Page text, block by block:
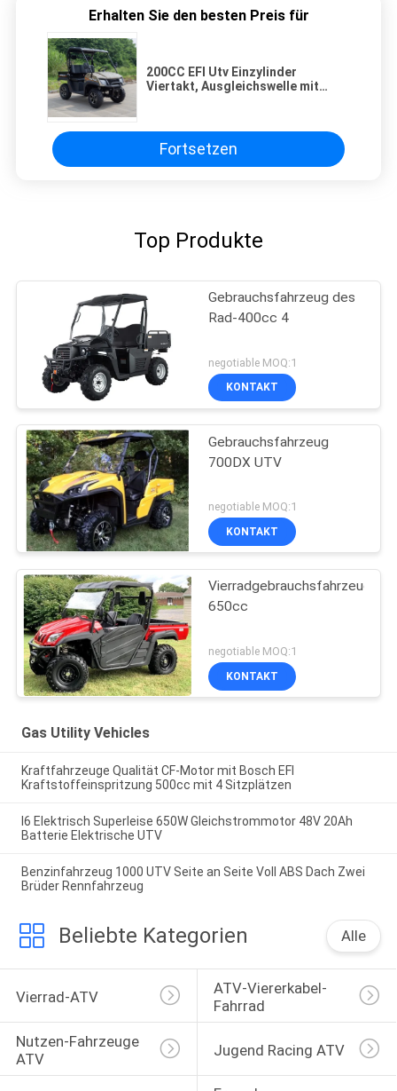
Erhalten Sie den besten Preis für
200CC EFI Utv Einzylinder
Viertakt, Ausgleichswelle mit
Fortsetzen
Top Produkte
Gebrauchsfahrzeug des
Rad-400cc 4
negotiable MOQ:1
KONTAKT
Gebrauchsfahrzeug
700DX UTV
negotiable MOQ:1
KONTAKT
Vierradgebrauchsfahrzeug
650cc
negotiable MOQ:1
KONTAKT
Gas Utility Vehicles
Kraftfahrzeuge Qualität CF-Motor mit Bosch EFI
Kraftstoffeinspritzung 500cc mit 4 Sitzplätzen
I6 Elektrisch Superleise 650W Gleichstrommotor 48V 20Ah
Batterie Elektrische UTV
Benzinfahrzeug 1000 UTV Seite an Seite Voll ABS Dach Zwei
Brüder Rennfahrzeug
Beliebte Kategorien Alle
Vierrad-ATV
ATV-Viererkabel-
Fahrrad
Nutzen-Fahrzeuge
ATV
Jugend Racing ATV